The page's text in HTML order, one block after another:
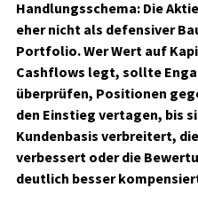
Handlungsschema: Die
eher nicht als defensiver
Portfolio. Wer Wert auf
Cashflows legt, sollte
überprüfen, Positionen
den Einstieg vertagen, bis
Kundenbasis verbreitert,
verbessert oder die
deutlich besser